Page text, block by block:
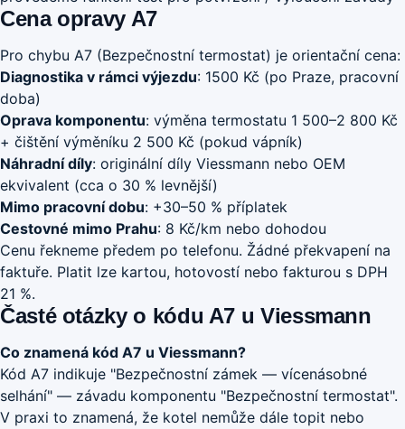
Cena opravy A7
Pro chybu A7 (Bezpečnostní termostat) je orientační cena:
Diagnostika v rámci výjezdu: 1500 Kč (po Praze, pracovní
doba)
Oprava komponentu: výměna termostatu 1 500–2 800 Kč
+ čištění výměníku 2 500 Kč (pokud vápník)
Náhradní díly: originální díly Viessmann nebo OEM
ekvivalent (cca o 30 % levnější)
Mimo pracovní dobu: +30–50 % příplatek
Cestovné mimo Prahu: 8 Kč/km nebo dohodou
Cenu řekneme předem po telefonu. Žádné překvapení na
faktuře. Platit lze kartou, hotovostí nebo fakturou s DPH
21 %.
Časté otázky o kódu A7 u Viessmann
Co znamená kód A7 u Viessmann?
Kód A7 indikuje "Bezpečnostní zámek — vícenásobné
selhání" — závadu komponentu "Bezpečnostní termostat".
V praxi to znamená, že kotel nemůže dále topit nebo